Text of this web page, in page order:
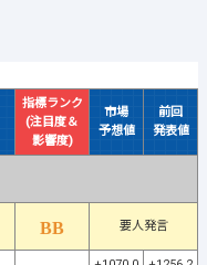
指標ランク
(注目度＆
影響度)
市場
予想値
前回
発表値
要人発言